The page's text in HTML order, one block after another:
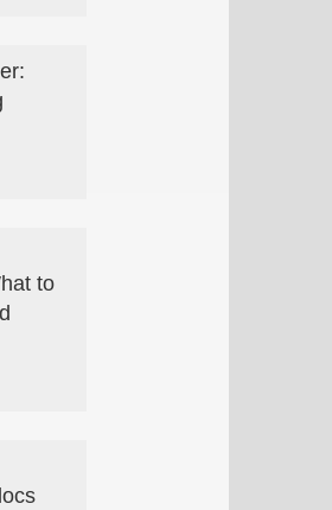
to